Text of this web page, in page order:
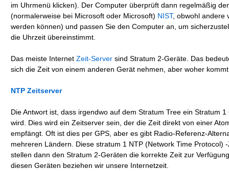
im Uhrmenü klicken). Der Computer überprüft dann regelmäßig
(normalerweise bei Microsoft oder Microsoft) NIST, obwohl andere
werden können) und passen Sie den Computer an, um
die Uhrzeit übereinstimmt.
Das meiste Internet Zeit-Server sind Stratum 2-Geräte. Das
sich die Zeit von einem anderen Gerät nehmen, aber woher
NTP Zeitserver
Die Antwort ist, dass irgendwo auf dem Stratum Tree ein Stratum 1
wird. Dies wird ein Zeitserver sein, der die Zeit direkt von einer
empfängt. Oft ist dies per GPS, aber es gibt Radio-Referenz-
mehreren Ländern. Diese stratum 1 NTP (Network Time Protocol)
stellen dann den Stratum 2-Geräten die korrekte Zeit zur
diesen Geräten beziehen wir unsere Internetzeit.